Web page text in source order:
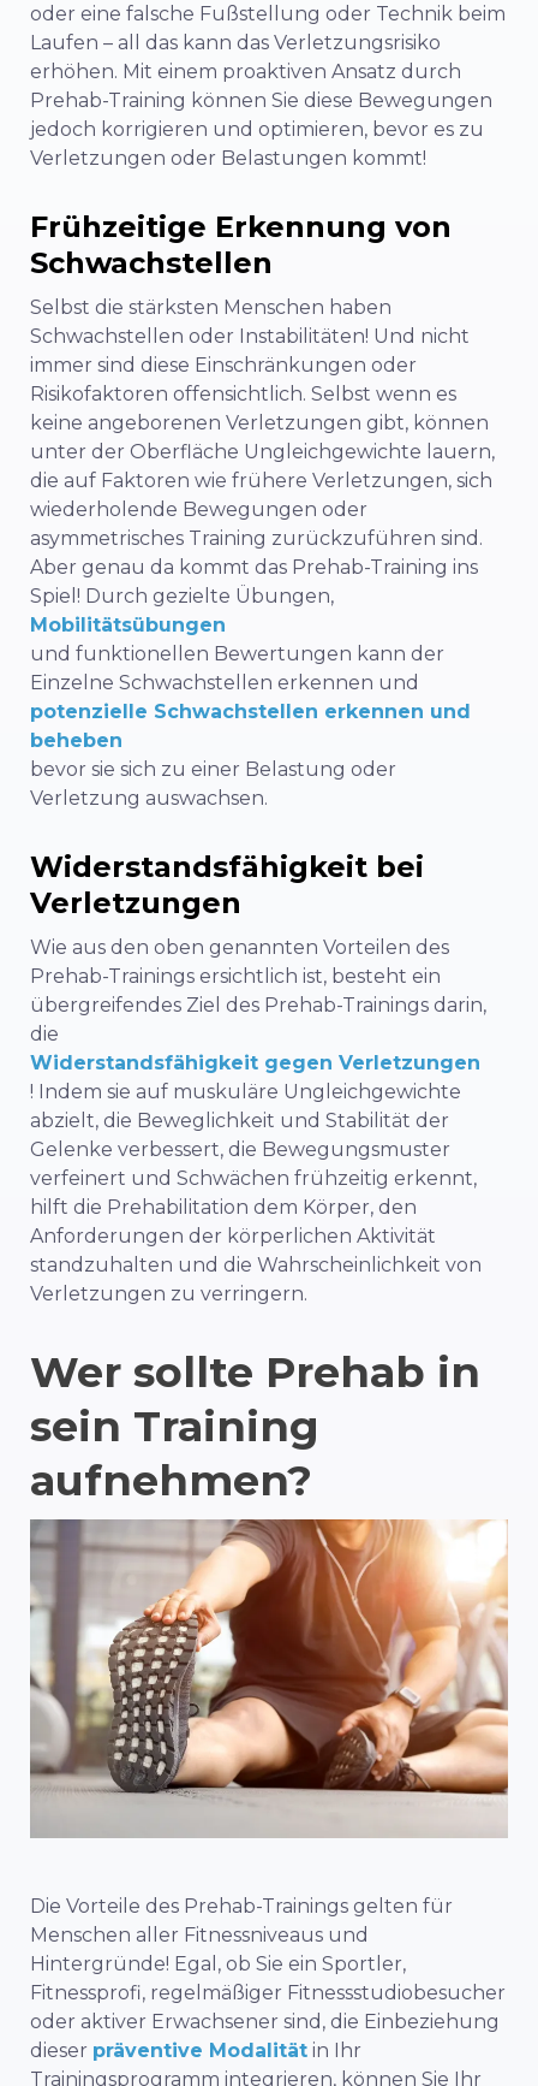
oder eine falsche Fußstellung oder Technik beim
Laufen – all das kann das Verletzungsrisiko
erhöhen. Mit einem proaktiven Ansatz durch
Prehab-Training können Sie diese Bewegungen
jedoch korrigieren und optimieren, bevor es zu
Verletzungen oder Belastungen kommt!
Frühzeitige Erkennung von
Schwachstellen
Selbst die stärksten Menschen haben
Schwachstellen oder Instabilitäten! Und nicht
immer sind diese Einschränkungen oder
Risikofaktoren offensichtlich. Selbst wenn es
keine angeborenen Verletzungen gibt, können
unter der Oberfläche Ungleichgewichte lauern,
die auf Faktoren wie frühere Verletzungen, sich
wiederholende Bewegungen oder
asymmetrisches Training zurückzuführen sind.
Aber genau da kommt das Prehab-Training ins
Spiel! Durch gezielte Übungen,
Mobilitätsübungen
und funktionellen Bewertungen kann der
Einzelne Schwachstellen erkennen und
potenzielle Schwachstellen erkennen und
beheben
bevor sie sich zu einer Belastung oder
Verletzung auswachsen.
Widerstandsfähigkeit bei
Verletzungen
Wie aus den oben genannten Vorteilen des
Prehab-Trainings ersichtlich ist, besteht ein
übergreifendes Ziel des Prehab-Trainings darin,
die
Widerstandsfähigkeit gegen Verletzungen
! Indem sie auf muskuläre Ungleichgewichte
abzielt, die Beweglichkeit und Stabilität der
Gelenke verbessert, die Bewegungsmuster
verfeinert und Schwächen frühzeitig erkennt,
hilft die Prehabilitation dem Körper, den
Anforderungen der körperlichen Aktivität
standzuhalten und die Wahrscheinlichkeit von
Verletzungen zu verringern.
Wer sollte Prehab in
sein Training
aufnehmen?
Die Vorteile des Prehab-Trainings gelten für
Menschen aller Fitnessniveaus und
Hintergründe! Egal, ob Sie ein Sportler,
Fitnessprofi, regelmäßiger Fitnessstudiobesucher
oder aktiver Erwachsener sind, die Einbeziehung
dieser präventive Modalität in Ihr
Trainingsprogramm integrieren, können Sie Ihr